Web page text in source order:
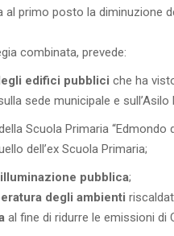
primo posto la diminuzione
combinata, prevede:
edifici pubblici che ha
sede municipale e sull’Asilo
Scuola Primaria
dell’ex Scuola Primaria;
pubblica;
degli ambienti
al fine di ridurre le emissioni di